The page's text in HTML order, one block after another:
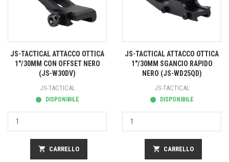
JS-TACTICAL ATTACCO OTTICA
1"/30MM CON OFFSET NERO
(JS-W30DV)
JS-TACTICAL
DISPONIBILE
shopping_cart CARRELLO
JS-TACTICAL ATTACCO OTTICA
1"/30MM SGANCIO RAPIDO
NERO (JS-WD25QD)
JS-TACTICAL
DISPONIBILE
shopping_cart CARRELLO